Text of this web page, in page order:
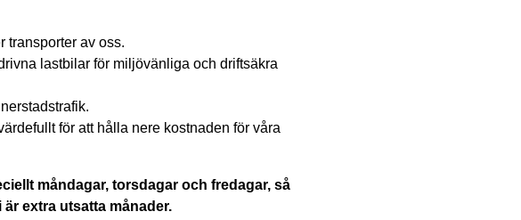
transporter av oss.
lastbilar för miljövänliga och driftsäkra
för att hålla nere kostnaden för våra
måndagar, torsdagar och fredagar, så
extra utsatta månader.